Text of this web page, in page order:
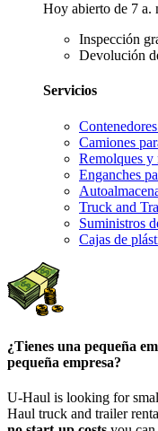
Hoy abierto de 7 a.
Inspección
Devolución
Servicios
Camiones
Remolques y
Enganches
Truck and
Suministros
Cajas de
¿Tienes una pequeña
pequeña empresa?
U-Haul is looking for
Haul truck and trailer